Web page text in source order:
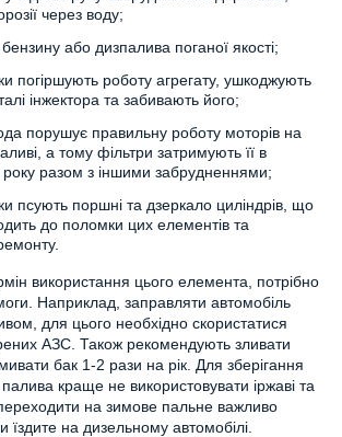
через воду;
або дизпалива поганої якості;
погіршують роботу агрегату, ушкоджують
інжектора та забивають його;
порушує правильну роботу моторів на
а тому фільтри затримують її в
разом з іншими забрудненнями;
псують поршні та дзеркало циліндрів, що
до поломки цих елементів та
використання цього елемента, потрібно
Наприклад, заправляти автомобіль
для цього необхідно скористатися
АЗС. Також рекомендують зливати
бак 1-2 рази на рік. Для зберігання
краще не використовувати іржаві та
на зимове пальне важливо
їздите на дизельному автомобілі.